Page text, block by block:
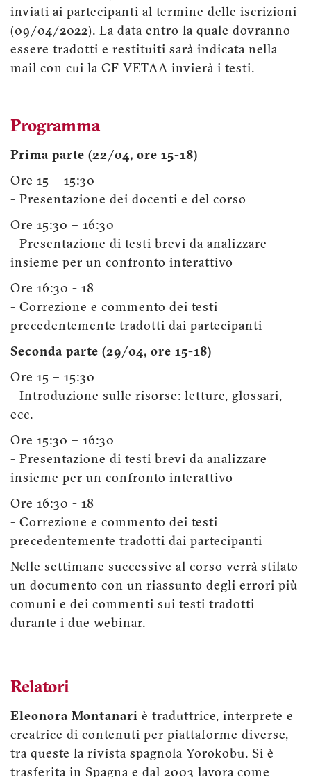
inviati ai partecipanti al termine delle iscrizioni
(09/04/2022). La data entro la quale dovranno
essere tradotti e restituiti sarà indicata nella
mail con cui la CF VETAA invierà i testi.
Programma
Prima parte (22/04, ore 15-18)
Ore 15 – 15:30
- Presentazione dei docenti e del corso
Ore 15:30 – 16:30
- Presentazione di testi brevi da analizzare
insieme per un confronto interattivo
Ore 16:30 - 18
- Correzione e commento dei testi
precedentemente tradotti dai partecipanti
Seconda parte (29/04, ore 15-18)
Ore 15 – 15:30
- Introduzione sulle risorse: letture, glossari,
ecc.
Ore 15:30 – 16:30
- Presentazione di testi brevi da analizzare
insieme per un confronto interattivo
Ore 16:30 - 18
- Correzione e commento dei testi
precedentemente tradotti dai partecipanti
Nelle settimane successive al corso verrà stilato
un documento con un riassunto degli errori più
comuni e dei commenti sui testi tradotti
durante i due webinar.
Relatori
Eleonora Montanari è traduttrice, interprete e
creatrice di contenuti per piattaforme diverse,
tra queste la rivista spagnola Yorokobu. Si è
trasferita in Spagna e dal 2003 lavora come